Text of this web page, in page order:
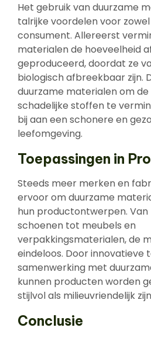
Het gebruik van duurzame
talrijke voordelen voor
consument. Allereerst
materialen de hoeveelheid
geproduceerd, doordat ze
biologisch afbreekbaar zijn.
duurzame materialen om
schadelijke stoffen te
bij aan een schonere en
leefomgeving.
Toepassingen in
Steeds meer merken en
ervoor om duurzame
hun productontwerpen. Van
schoenen tot meubels en
verpakkingsmaterialen, de
eindeloos. Door innovatieve
samenwerking met
kunnen producten worden
stijlvol als milieuvriendelijk
Conclusie